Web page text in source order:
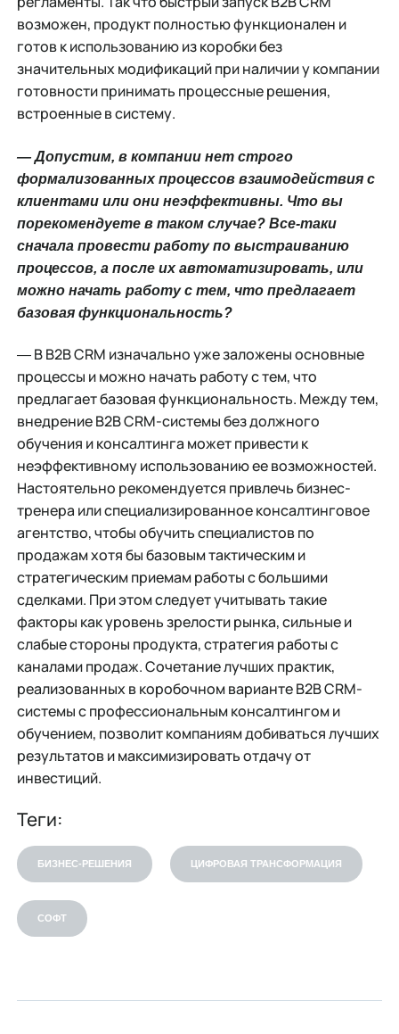
возможен, продукт полностью функционален и
готов к использованию из коробки без
значительных модификаций при наличии у компании
готовности принимать процессные решения,
встроенные в систему.
― Допустим, в компании нет строго
формализованных процессов взаимодействия с
клиентами или они неэффективны. Что вы
порекомендуете в таком случае? Все-таки
сначала провести работу по выстраиванию
процессов, а после их автоматизировать, или
можно начать работу с тем, что предлагает
базовая функциональность?
― В B2B CRM изначально уже заложены основные
процессы и можно начать работу с тем, что
предлагает базовая функциональность. Между тем,
внедрение B2B CRM-системы без должного
обучения и консалтинга может привести к
неэффективному использованию ее возможностей.
Настоятельно рекомендуется привлечь бизнес-
тренера или специализированное консалтинговое
агентство, чтобы обучить специалистов по
продажам хотя бы базовым тактическим и
стратегическим приемам работы с большими
сделками. При этом следует учитывать такие
факторы как уровень зрелости рынка, сильные и
слабые стороны продукта, стратегия работы с
каналами продаж. Сочетание лучших практик,
реализованных в коробочном варианте B2B CRM-
системы с профессиональным консалтингом и
обучением, позволит компаниям добиваться лучших
результатов и максимизировать отдачу от
инвестиций.
Теги:
БИЗНЕС-РЕШЕНИЯ ЦИФРОВАЯ ТРАНСФОРМАЦИЯ
СОФТ